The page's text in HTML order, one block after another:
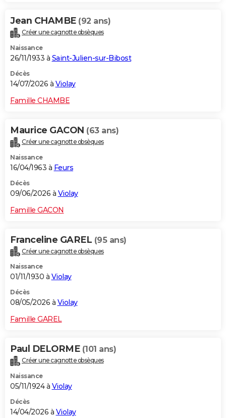
Jean CHAMBE (92 ans)
Créer une cagnotte obsèques
Naissance
26/11/1933 à Saint-Julien-sur-Bibost
Décès
14/07/2026 à Violay
Famille CHAMBE
Maurice GACON (63 ans)
Créer une cagnotte obsèques
Naissance
16/04/1963 à Feurs
Décès
09/06/2026 à Violay
Famille GACON
Franceline GAREL (95 ans)
Créer une cagnotte obsèques
Naissance
01/11/1930 à Violay
Décès
08/05/2026 à Violay
Famille GAREL
Paul DELORME (101 ans)
Créer une cagnotte obsèques
Naissance
05/11/1924 à Violay
Décès
14/04/2026 à Violay